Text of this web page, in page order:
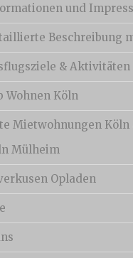
und
Beschreibung
& Aktivitäten
Wohnen Köln
Mietwohnungen Köln
Mülheim
Opladen